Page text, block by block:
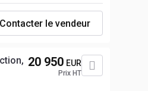
Contacter le vendeur
20 950 EUR
Prix HT